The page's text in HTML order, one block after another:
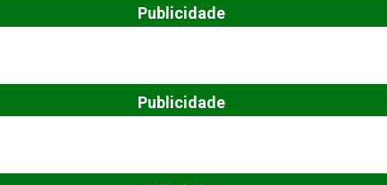
Publicidade
Publicidade